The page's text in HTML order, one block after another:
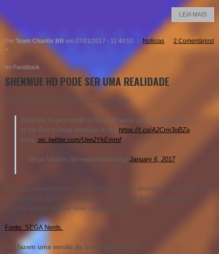
LEIA MAIS
Por Team Chaotix BR em 07/01/2017 - 11:40:55 Notícias
2 Comentários!
+
no Facebook
SHENMUE HD PODE SER UMA REALIDADE
O Twitter do SEGA Nerds postou o seguinte:
We'd like to give credit to SN staff writer Luiz for being the one
of the first to bring attention to the https://t.co/A2Crm3oBZa
story. pic.twitter.com/Uee2YkEmmf
— Mega Visions (@megavisionsmag) January 6, 2017
Onde agradecem a um cara por mostrar que o domínio ShenmueHD.com
foi registrado. Aparentemente, esse registro foi feito pela SEGA da
Europa. Vamos esperar boas coisas então.
Fonte: SEGA Nerds.
Fãs fazem uma versão de Sonic 2006 pra PC